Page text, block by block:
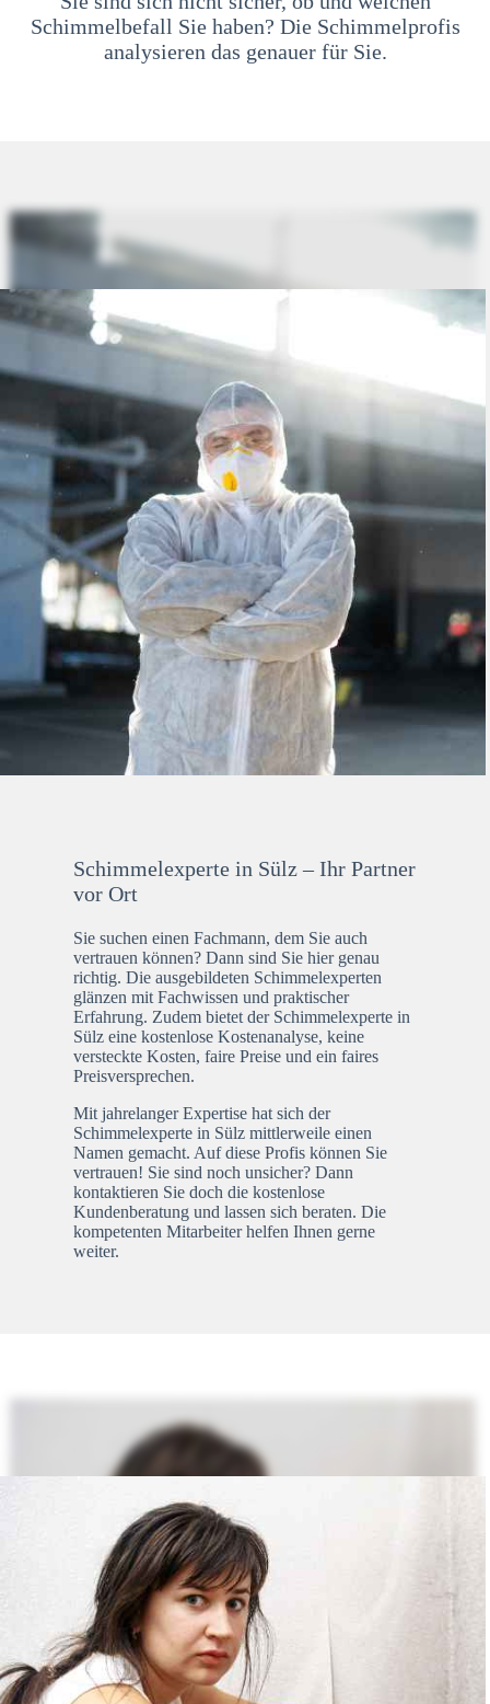
Schimmelbefall Sie haben? Die Schimmelprofis
analysieren das genauer für Sie.
Schimmelexperte in Sülz – Ihr Partner
vor Ort
Sie suchen einen Fachmann, dem Sie auch
vertrauen können? Dann sind Sie hier genau
richtig. Die ausgebildeten Schimmelexperten
glänzen mit Fachwissen und praktischer
Erfahrung. Zudem bietet der Schimmelexperte in
Sülz eine kostenlose Kostenanalyse, keine
versteckte Kosten, faire Preise und ein faires
Preisversprechen.
Mit jahrelanger Expertise hat sich der
Schimmelexperte in Sülz mittlerweile einen
Namen gemacht. Auf diese Profis können Sie
vertrauen! Sie sind noch unsicher? Dann
kontaktieren Sie doch die kostenlose
Kundenberatung und lassen sich beraten. Die
kompetenten Mitarbeiter helfen Ihnen gerne
weiter.